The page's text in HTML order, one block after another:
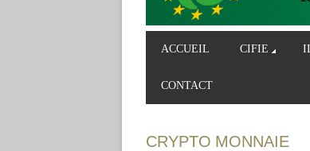
ACCUEIL CIFIE
CONTACT
CRYPTO MONNAIE